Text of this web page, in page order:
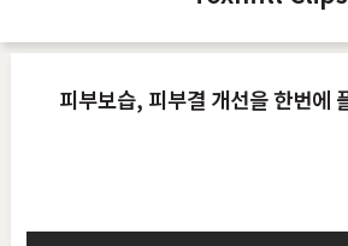
피부보습, 피부결 개선을 한번에